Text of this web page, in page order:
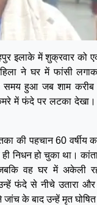
इलाके में शुक्रवार को
ने घर में फांसी
समय हुआ जब शाम करीब
में फंदे पर लटका देखा।
की पहचान 60 वर्षीय
निधन हो चुका था।
वह घर में अकेली
फंदे से नीचे उतारा
के बाद उन्हें मृत घोषित